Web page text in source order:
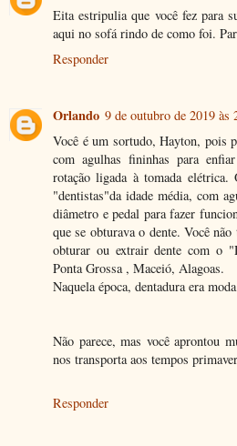
Eita estripulia que você fez para
aqui no sofá rindo de como foi.
Responder
Orlando 9 de outubro de 2019 às
Você é um sortudo, Hayton, pois
com agulhas fininhas para
rotação ligada à tomada elétrica.
"dentistas"da idade média, com
diâmetro e pedal para fazer
que se obturava o dente. Você
obturar ou extrair dente com o
Ponta Grossa , Maceió, Alagoas.
Naquela época, dentadura era
Não parece, mas você aprontou
nos transporta aos tempos
Responder